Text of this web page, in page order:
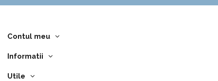
Contul meu
Informatii
Utile